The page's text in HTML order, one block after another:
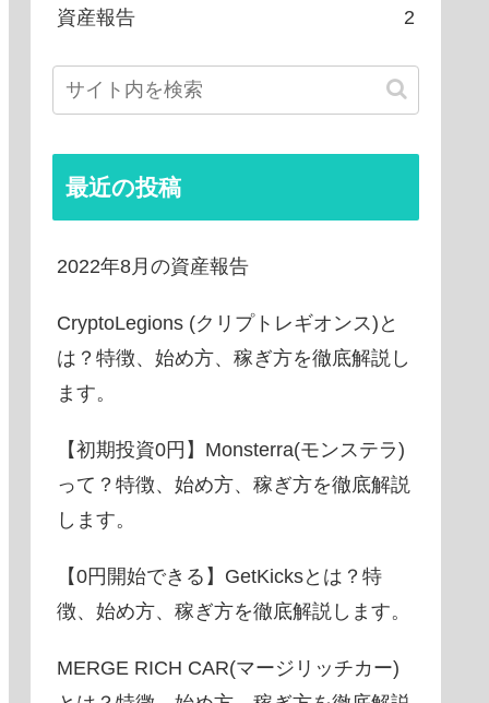
資産報告 2
最近の投稿
2022年8月の資産報告
CryptoLegions (クリプトレギオンス)と
は？特徴、始め方、稼ぎ方を徹底解説し
ます。
【初期投資0円】Monsterra(モンステラ)
って？特徴、始め方、稼ぎ方を徹底解説
します。
【0円開始できる】GetKicksとは？特
徴、始め方、稼ぎ方を徹底解説します。
MERGE RICH CAR(マージリッチカー)